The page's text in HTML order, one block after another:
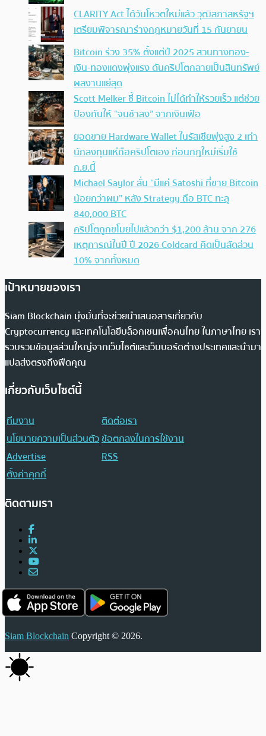
CLARITY Act ได้วันโหวตใหม่แล้ว วุฒิสภาสหรัฐฯ
เตรียมพิจารณาร่างกฎหมายวันที่ 15 กันยายน
Bitcoin ร่วง 35% ตั้งแต่ปี 2025 สวนทางทอง-
เงิน-ทองแดงพุ่งแรง ดันคริปโตกลายเป็นสินทรัพย์
ผลงานแย่สุด
Scott Melker ชี้ Bitcoin ไม่ได้ทำให้รวยเร็ว แต่ช่วย
ป้องกันให้ “จนช้าลง” จากเงินเฟ้อ
ยอดขาย Hardware Wallet ในรัสเซียพุ่งสูง 2 เท่า
นักลงทุนแห่ถือคริปโตเอง ก่อนกฎใหม่เริ่มใช้
ก.ย.นี้
Michael Saylor ลั่น “มีแค่ Satoshi ที่ขาย Bitcoin
น้อยกว่าผม” หลัง Strategy ถือ BTC ทะลุ
840,000 BTC
คริปโตถูกขโมยไปแล้วกว่า $1,200 ล้าน จาก 276
เหตุการณ์ในปี ปี 2026 Coldcard คิดเป็นสัดส่วน
10% จากทั้งหมด
เป้าหมายของเรา
Siam Blockchain มุ่งมั่นที่จะช่วยนำเสนอสารเกี่ยวกับ
Cryptocurrency และเทคโนโลยีบล็อกเชนเพื่อคนไทย ในภาษาไทย เรา
รวบรวมข้อมูลส่วนใหญ่จากเว็บไซต์และเว็บบอร์ดต่างประเทศและนำมา
แปลส่งตรงถึงฟีดคุณ
เกี่ยวกับเว็บไซต์นี้
ทีมงาน
ติดต่อเรา
นโยบายความเป็นส่วนตัวข้อตกลงในการใช้งาน
Advertise
RSS
ตั้งค่าคุกกี้
ติดตามเรา
Siam Blockchain Copyright © 2026.